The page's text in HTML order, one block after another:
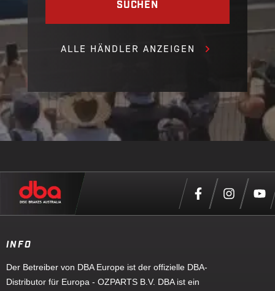
SUCHEN
ALLE HÄNDLER ANZEIGEN
INFO
Der Betreiber von DBA Europe ist der offizielle DBA-
Distributor für Europa - OZPARTS B.V. DBA ist ein